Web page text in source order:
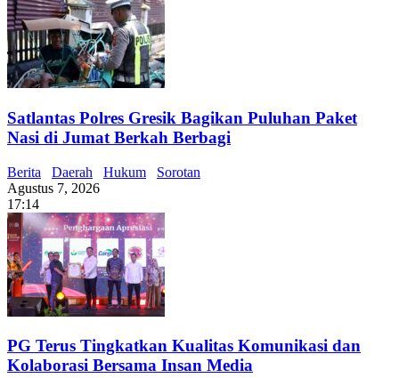
Satlantas Polres Gresik Bagikan Puluhan Paket
Nasi di Jumat Berkah Berbagi
Berita Daerah Hukum
Sorotan
Agustus 7, 2026
17:14
PG Terus Tingkatkan Kualitas Komunikasi dan
Kolaborasi Bersama Insan Media